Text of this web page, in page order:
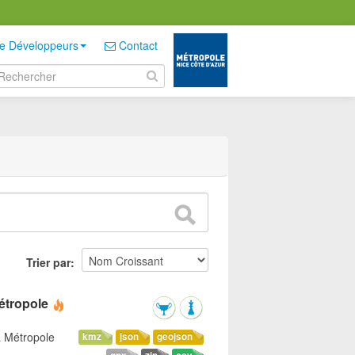
Développeurs Contact
Trier par
geojson
json
kmz
Métropole